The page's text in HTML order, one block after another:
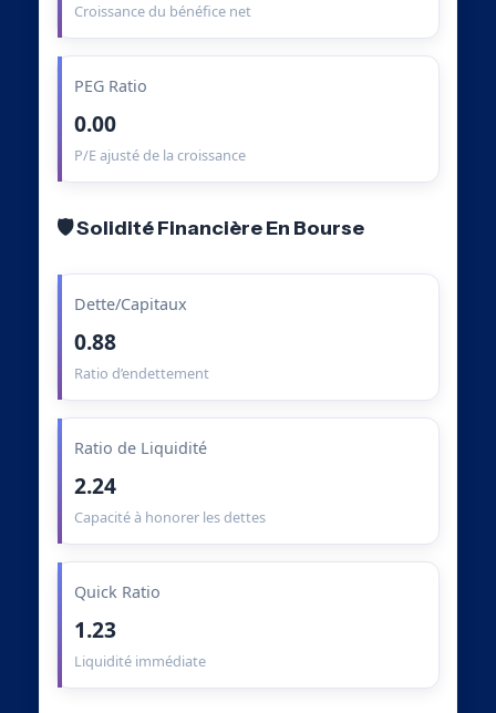
Croissance du bénéfice net
PEG Ratio
0.00
P/E ajusté de la croissance
🛡️ Solidité Financière En Bourse
Dette/Capitaux
0.88
Ratio d’endettement
Ratio de Liquidité
2.24
Capacité à honorer les dettes
Quick Ratio
1.23
Liquidité immédiate